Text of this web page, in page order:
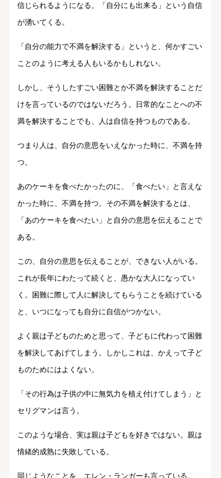
信じられるようになる。「自分にも出来る」という自信
が湧いてくる。
「自分の能力で不満を解決する」というと、何かすごい
ことのように考える人もいるかもしれない。
しかし、そうしたすごい困難とか不満を解決することだ
けを言っているのではないだろう。日常的なことへの不
満を解決することでも、人は自信を持つものである。
つまり人は、自分の意思をいえなかった時に、不満を持
つ。
あのケーキを食べたかったのに、「食べたい」と言えな
かった時に、不満を持つ。その不満を解決するとは、
「あのケーキを食べたい」と自分の意思を伝えることで
ある。
この、自分の意思を伝えることが、できない人がいる。
これが長年にわたって続くと、愚かな大人になってい
く。困難に際して人に解決してもらうことを続けている
と、いつになっても自分に自信がつかない。
よく親は子どものためと思って、子どもに代わって困難
を解決してあげてしまう。しかしこれは、かえって子ど
ものためにはよくない。
「その行為は子供の中に無気力を植え付けてしまう」と
セリグマンは言う。
このような場合、実は親は子どもを好きではない。親は
情緒的成熟に失敗している。
同じようなことを、エレン・ランガーも言っている。